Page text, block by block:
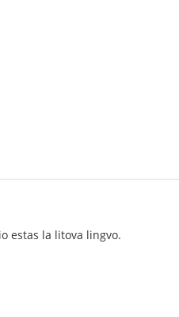
estas la litova lingvo.